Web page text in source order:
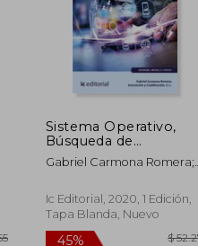
$ 67.33 45%
dcto.
Sistema Operativo,
Búsqueda de
Información: Internet
Gabriel Carmona Romera;
Cualificaci&Oacute;N
Ic Editorial, 2020, 1 Edición,
Tapa Blanda, Nuevo